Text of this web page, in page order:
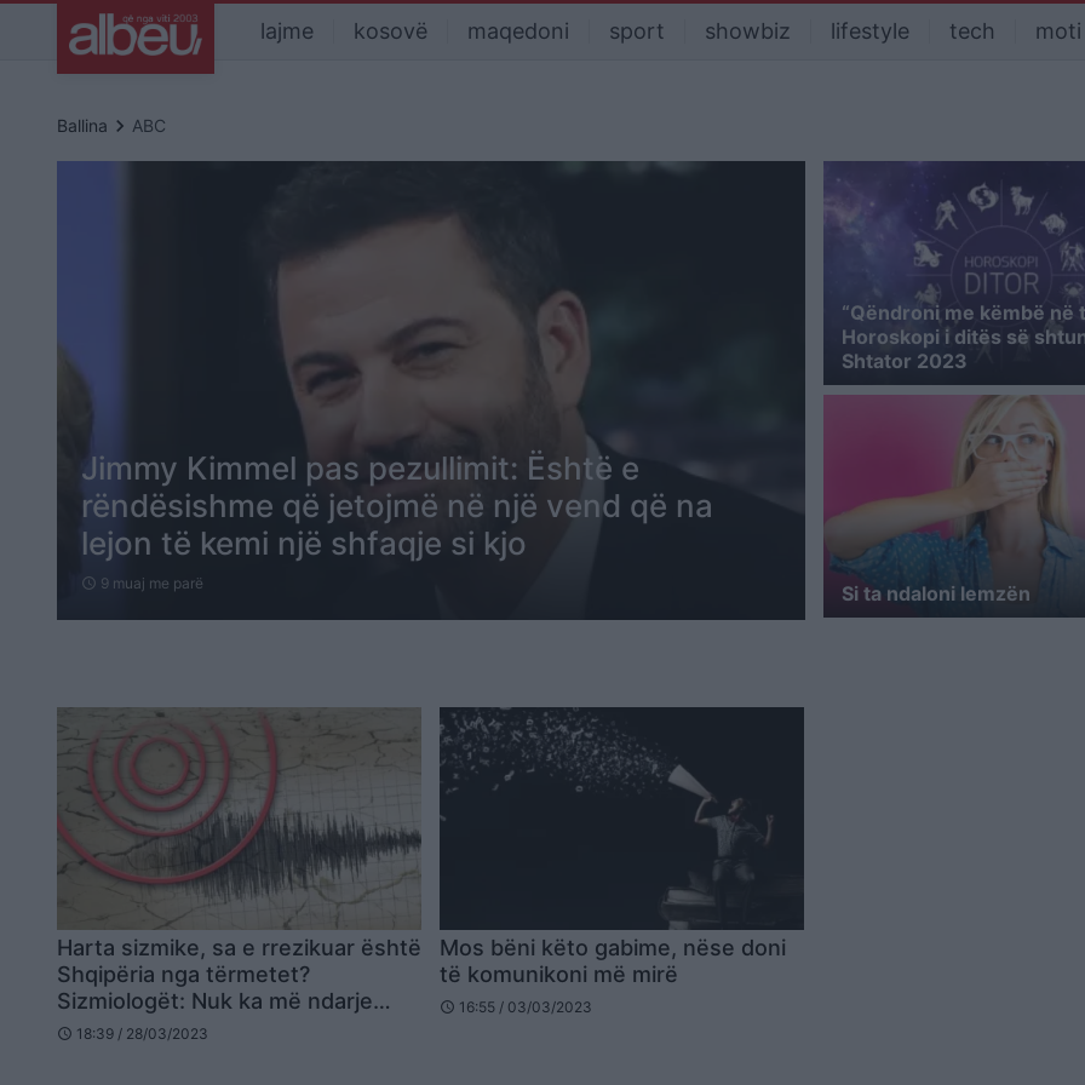
lajme kosovë maqedoni sport showbiz lifestyle tech moti
Ballina keyboard_arrow_right ABC
Jimmy Kimmel pas pezullimit: Është e
rëndësishme që jetojmë në një vend që na
lejon të kemi një shfaqje si kjo
schedule 9 muaj me parë
“Qëndroni me këmbë në
Horoskopi i ditës së
Shtator 2023
Si ta ndaloni lemzën
Harta sizmike, sa e rrezikuar është
Shqipëria nga tërmetet?
Sizmiologët: Nuk ka më ndarje
zonale (FOTO)
schedule 18:39 / 28/03/2023
Mos bëni këto gabime, nëse doni
të komunikoni më mirë
schedule 16:55 / 03/03/2023